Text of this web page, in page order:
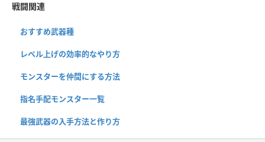
戦闘関連
おすすめ武器種
レベル上げの効率的なやり方
モンスターを仲間にする方法
指名手配モンスター一覧
最強武器の入手方法と作り方